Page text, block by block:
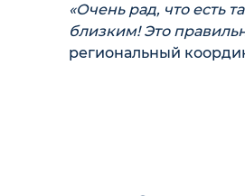
«Очень рад, что есть
близким! Это
региональный